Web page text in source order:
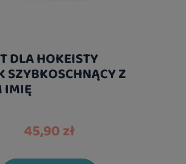
DLA HOKEISTY
SZYBKOSCHNĄCY Z
IMIĘ
45,90 zł